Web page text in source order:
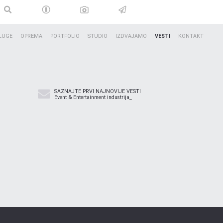
OPREMA PORTFOLIO STUDIO IZDVAJAMO VESTI KONTAKT
SAZNAJTE PRVI NAJNOVIJE VESTI
Event & Entertainment industrija_